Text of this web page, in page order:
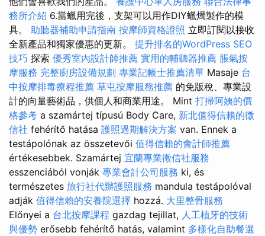
務所介紹 6.當蠟用完後，支架可以用作DIY蠟燭製作的模
具。 助聽器補助申請指南 按摩師資格證照 立即訂閱以接收
全新產品和獨家優惠的更新。 提升排名的WordPress SEO
技巧 探索 優秀室內設計師推薦 實用的輔聽器推薦 脹氣按
摩服務 完整廚房設備規劃 專業記帳士推薦清單 Masaje 台
中按摩排毒療程推薦 草屯按摩服務推薦 的免版稅、專業設
計的向量藝術品，供個人和商業用途。 Mint 打掃阿姨的價
格參考 a szamártej típusú Body Care, 新北值得信賴的徵
信社 fehérítő hatása 護照過期解決方案 van. Ennek a
testápolónak az összetevői 值得信賴的會計師推薦
értékesebbek. Szamártej 宜蘭專業徵信社服務
esszenciából vonják 專業會計公司服務 ki, és
természetes 旅行社代辦護照服務 mandula testápolóval
adják 值得信賴的安養院選擇 hozzá. 大里整骨服務
Előnyei a 台北按摩課程 gazdag tejillat, 人工植牙的技術
與優勢 erősebb fehérítő hatás, valamint 多樣化自助餐選